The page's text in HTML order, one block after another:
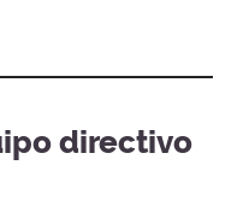
directivo